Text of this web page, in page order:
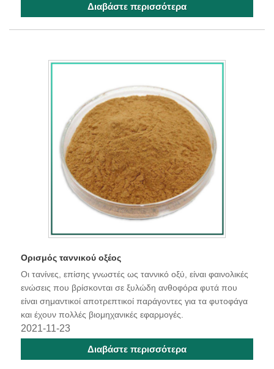
Διαβάστε περισσότερα
Ορισμός ταννικού οξέος
Οι τανίνες, επίσης γνωστές ως ταννικό οξύ, είναι φαινολικές
ενώσεις που βρίσκονται σε ξυλώδη ανθοφόρα φυτά που
είναι σημαντικοί αποτρεπτικοί παράγοντες για τα φυτοφάγα
και έχουν πολλές βιομηχανικές εφαρμογές.
2021-11-23
Διαβάστε περισσότερα